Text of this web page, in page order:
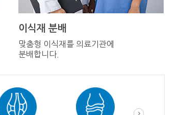
이식재 분배
맞춤형 이식재를 의료기관에
분배합니다.